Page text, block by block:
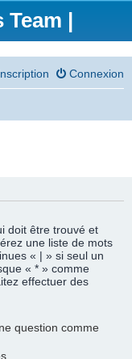
Team |
Connexion
doit être trouvé et
une liste de mots
« | » si seul un
« * » comme
effectuer des
question comme